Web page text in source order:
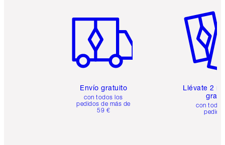
Envío gratuito
con todos los
pedidos de más de
59 €
Llévate 2
gratis
con